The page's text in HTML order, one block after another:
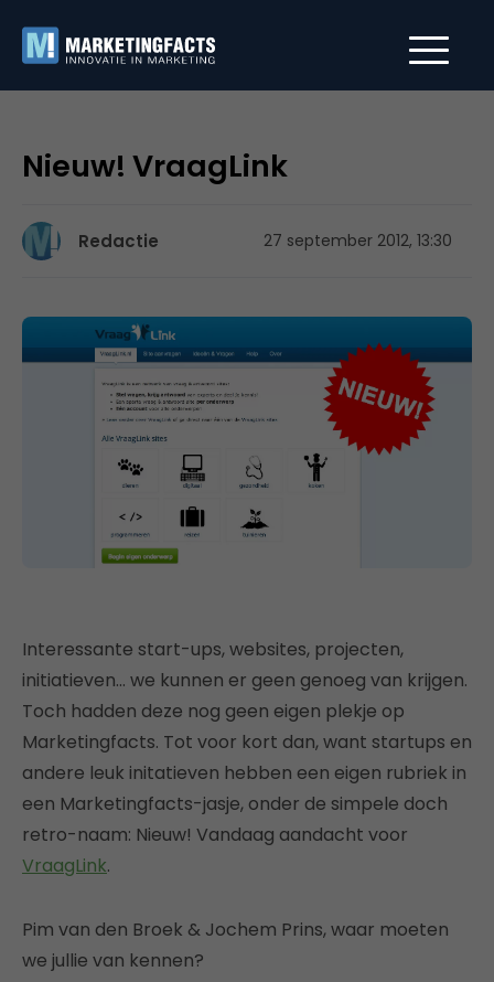
Nieuw! VraagLink
Redactie 27 september 2012, 13:30
Interessante start-ups, websites, projecten,
initiatieven… we kunnen er geen genoeg van krijgen.
Toch hadden deze nog geen eigen plekje op
Marketingfacts. Tot voor kort dan, want startups en
andere leuk initatieven hebben een eigen rubriek in
een Marketingfacts-jasje, onder de simpele doch
retro-naam: Nieuw! Vandaag aandacht voor
VraagLink.
Pim van den Broek & Jochem Prins, waar moeten
we jullie van kennen?